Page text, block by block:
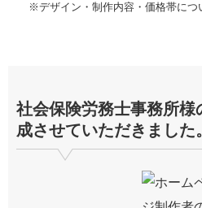
※デザイン・制作内容・価格帯につ
社会保険労務士事務所様
成させていただきました。